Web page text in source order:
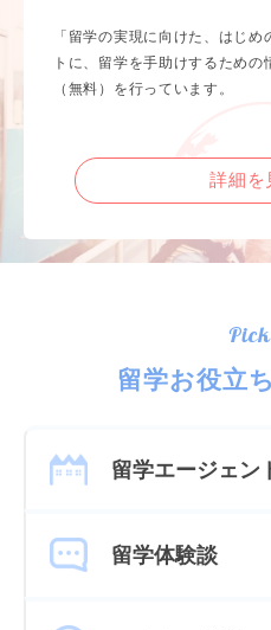
「留学の実現に向けた、はじ
トに、留学を手助けするため
（無料）を行っています。
詳細を
留学お役立
留学エージェン
留学体験談